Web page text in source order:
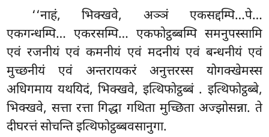
‘‘नाहं, भिक्खवे, अञ्ञं एकसद्दम्पि…पे…
एकगन्धम्पि… एकरसम्पि… एकफोट्ठब्बम्पि समनुपस्सामि
एवं रजनीयं एवं कमनीयं एवं मदनीयं एवं बन्धनीयं एवं
मुच्छनीयं एवं अन्तरायकरं अनुत्तरस्स योगक्खेमस्स
अधिगमाय यथयिदं, भिक्खवे, इत्थिफोट्ठब्बं . इत्थिफोट्ठब्बे,
भिक्खवे, सत्ता रत्ता गिद्धा गथिता मुच्छिता अज्झोसन्ना. ते
दीघरत्तं सोचन्ति इत्थिफोट्ठब्बवसानुगा.